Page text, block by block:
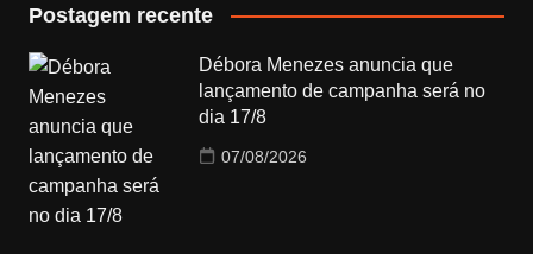
Postagem recente
Débora Menezes anuncia que
lançamento de campanha será no
dia 17/8
07/08/2026